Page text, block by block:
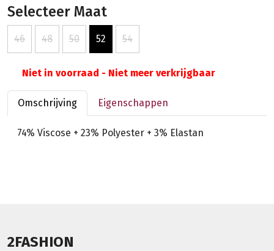
Selecteer Maat
46 48 50 52 54
Niet in voorraad - Niet meer verkrijgbaar
Omschrijving Eigenschappen
74% Viscose + 23% Polyester + 3% Elastan
2FASHION